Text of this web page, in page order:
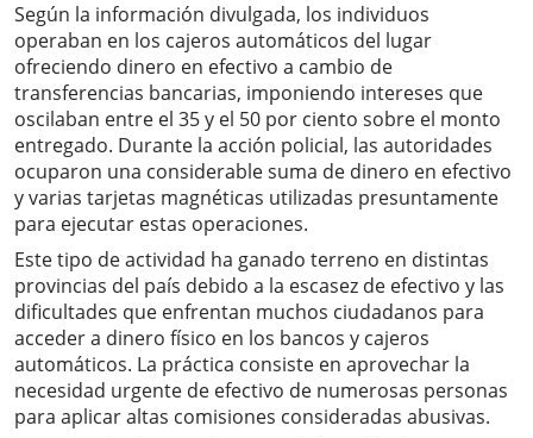
Según la información divulgada, los individuos
operaban en los cajeros automáticos del lugar
ofreciendo dinero en efectivo a cambio de
transferencias bancarias, imponiendo intereses que
oscilaban entre el 35 y el 50 por ciento sobre el monto
entregado. Durante la acción policial, las autoridades
ocuparon una considerable suma de dinero en efectivo
y varias tarjetas magnéticas utilizadas presuntamente
para ejecutar estas operaciones.
Este tipo de actividad ha ganado terreno en distintas
provincias del país debido a la escasez de efectivo y las
dificultades que enfrentan muchos ciudadanos para
acceder a dinero físico en los bancos y cajeros
automáticos. La práctica consiste en aprovechar la
necesidad urgente de efectivo de numerosas personas
para aplicar altas comisiones consideradas abusivas.